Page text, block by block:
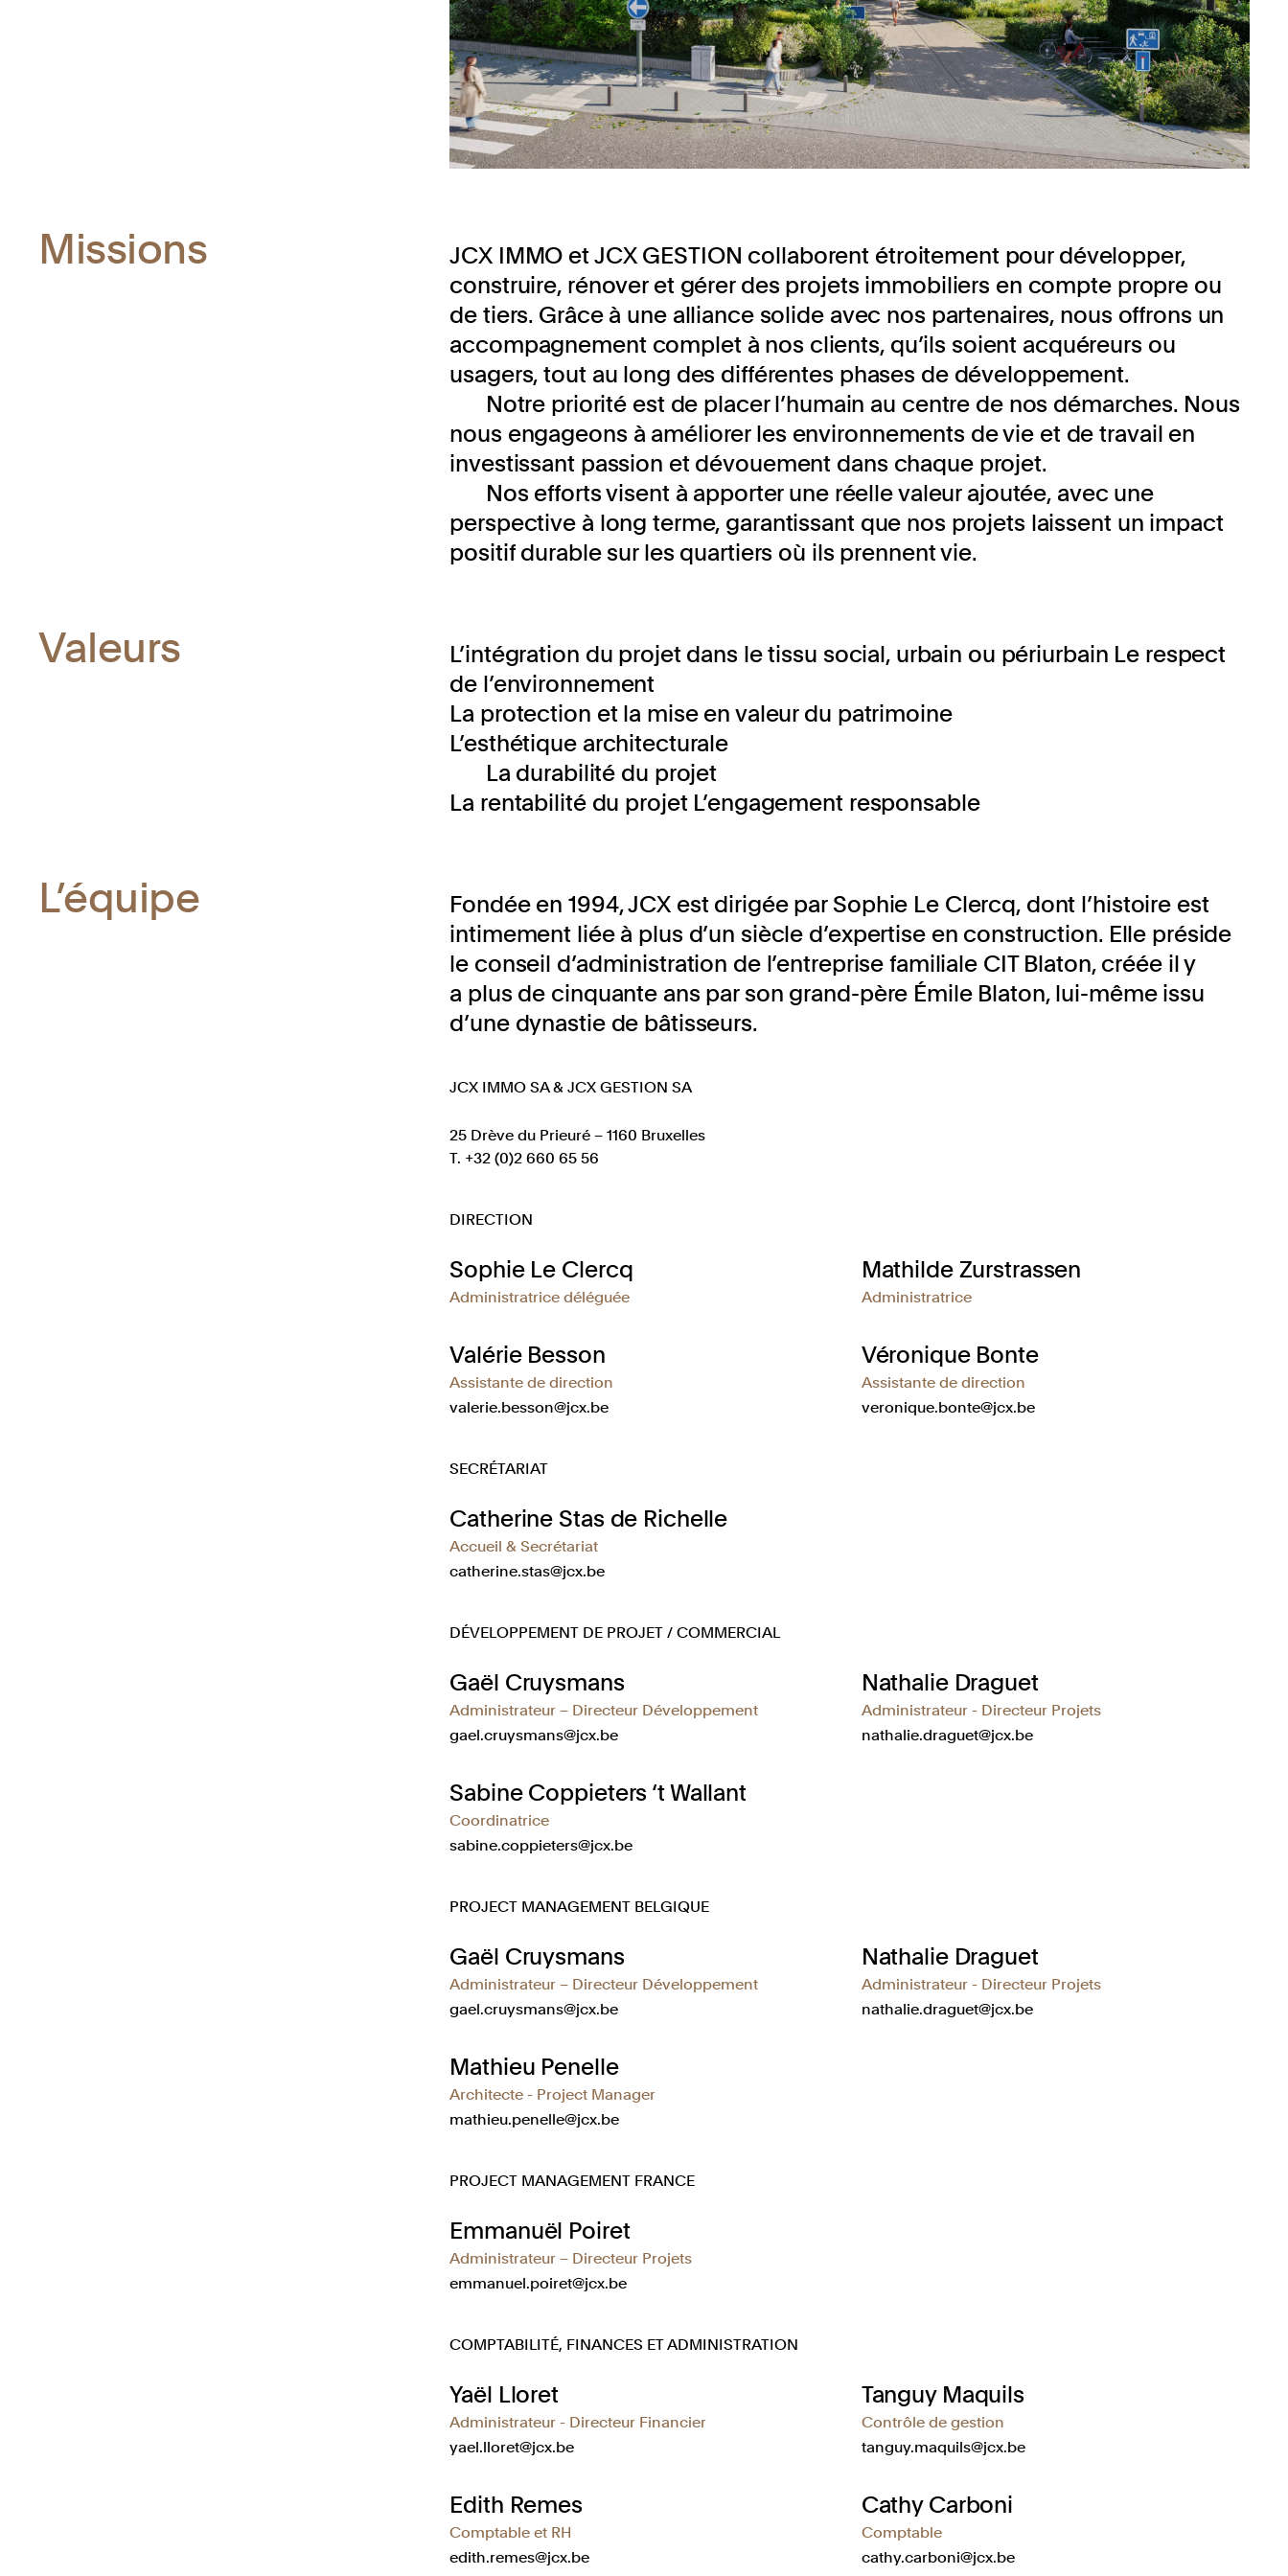
Missions
JCX IMMO et JCX GESTION collaborent étroitement pour développer,
construire, rénover et gérer des projets immobiliers en compte propre ou
de tiers. Grâce à une alliance solide avec nos partenaires, nous offrons un
accompagnement complet à nos clients, qu’ils soient acquéreurs ou
usagers, tout au long des différentes phases de développement.
Notre priorité est de placer l’humain au centre de nos démarches. Nous
nous engageons à améliorer les environnements de vie et de travail en
investissant passion et dévouement dans chaque projet.
Nos efforts visent à apporter une réelle valeur ajoutée, avec une
perspective à long terme, garantissant que nos projets laissent un impact
positif durable sur les quartiers où ils prennent vie.
Valeurs
L’intégration du projet dans le tissu social, urbain ou périurbain Le respect
de l’environnement
La protection et la mise en valeur du patrimoine
L’esthétique architecturale
La durabilité du projet
La rentabilité du projet L’engagement responsable
L’équipe
Fondée en 1994, JCX est dirigée par Sophie Le Clercq, dont l’histoire est
intimement liée à plus d’un siècle d’expertise en construction. Elle préside
le conseil d’administration de l’entreprise familiale CIT Blaton, créée il y
a plus de cinquante ans par son grand-père Émile Blaton, lui-même issu
d’une dynastie de bâtisseurs.
JCX IMMO SA & JCX GESTION SA
25 Drève du Prieuré – 1160 Bruxelles
T. +32 (0)2 660 65 56
DIRECTION
Sophie Le Clercq
Administratrice déléguée
Mathilde Zurstrassen
Administratrice
Valérie Besson
Assistante de direction
valerie.besson@jcx.be
Véronique Bonte
Assistante de direction
veronique.bonte@jcx.be
SECRÉTARIAT
Catherine Stas de Richelle
Accueil & Secrétariat
catherine.stas@jcx.be
DÉVELOPPEMENT DE PROJET / COMMERCIAL
Gaël Cruysmans
Administrateur – Directeur Développement
gael.cruysmans@jcx.be
Nathalie Draguet
Administrateur - Directeur Projets
nathalie.draguet@jcx.be
Sabine Coppieters ‘t Wallant
Coordinatrice
sabine.coppieters@jcx.be
PROJECT MANAGEMENT BELGIQUE
Gaël Cruysmans
Administrateur – Directeur Développement
gael.cruysmans@jcx.be
Nathalie Draguet
Administrateur - Directeur Projets
nathalie.draguet@jcx.be
Mathieu Penelle
Architecte - Project Manager
mathieu.penelle@jcx.be
PROJECT MANAGEMENT FRANCE
Emmanuël Poiret
Administrateur – Directeur Projets
emmanuel.poiret@jcx.be
COMPTABILITÉ, FINANCES ET ADMINISTRATION
Yaël Lloret
Administrateur - Directeur Financier
yael.lloret@jcx.be
Tanguy Maquils
Contrôle de gestion
tanguy.maquils@jcx.be
Edith Remes
Comptable et RH
edith.remes@jcx.be
Cathy Carboni
Comptable
cathy.carboni@jcx.be